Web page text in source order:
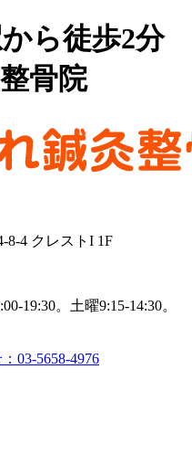
ら徒歩2分
骨院
8-4 クレストI 1F